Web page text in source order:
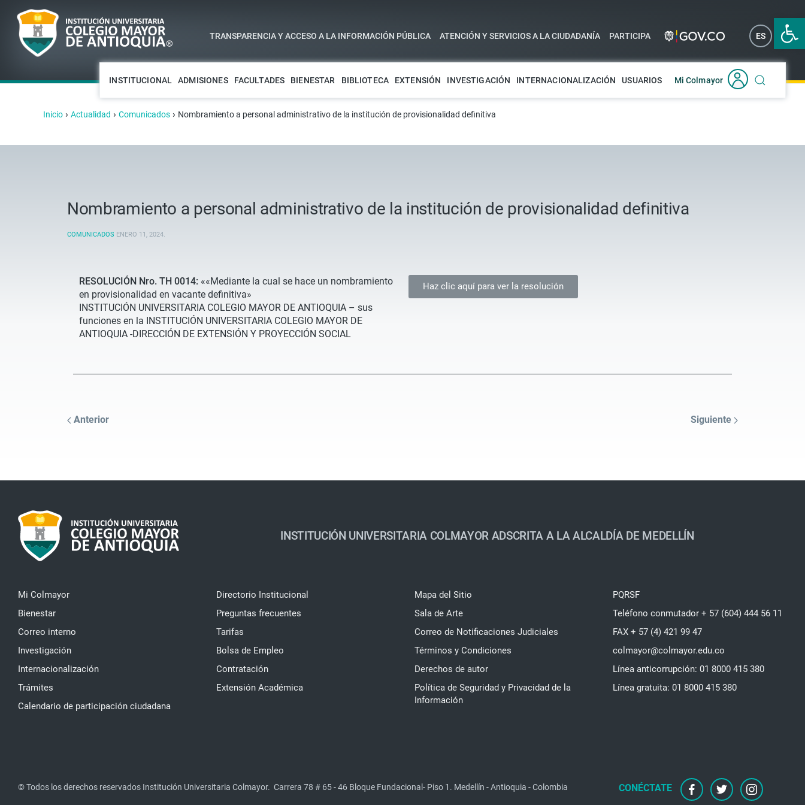
Abrir
TRANSPARENCIA Y ACCESO A LA INFORMACIÓN PÚBLICA ATENCIÓN Y SERVICIOS A LA CIUDADANÍA PARTICIPA ES EN
INSTITUCIONAL ADMISIONES FACULTADES BIENESTAR BIBLIOTECA EXTENSIÓN INVESTIGACIÓN INTERNACIONALIZACIÓN USUARIOS Mi Colmayor
Inicio › Actualidad › Comunicados › Nombramiento a personal administrativo de la institución de provisionalidad definitiva
Nombramiento a personal administrativo de la institución de provisionalidad definitiva
COMUNICADOS ENERO 11, 2024.
RESOLUCIÓN Nro. TH 0014: ««Mediante la cual se hace un nombramiento
en provisionalidad en vacante definitiva»
INSTITUCIÓN UNIVERSITARIA COLEGIO MAYOR DE ANTIOQUIA – sus
funciones en la INSTITUCIÓN UNIVERSITARIA COLEGIO MAYOR DE
ANTIOQUIA -DIRECCIÓN DE EXTENSIÓN Y PROYECCIÓN SOCIAL
Haz clic aquí para ver la resolución
Anterior Siguiente
INSTITUCIÓN UNIVERSITARIA COLMAYOR ADSCRITA A LA ALCALDÍA DE MEDELLÍN
Mi Colmayor
Bienestar
Correo interno
Investigación
Internacionalización
Trámites
Calendario de participación ciudadana
Directorio Institucional
Preguntas frecuentes
Tarifas
Bolsa de Empleo
Contratación
Extensión Académica
Mapa del Sitio
Sala de Arte
Correo de Notificaciones Judiciales
Términos y Condiciones
Derechos de autor
Política de Seguridad y Privacidad de la
Información
PQRSF
Teléfono conmutador + 57 (604) 444 56 11
FAX + 57 (4) 421 99 47
colmayor@colmayor.edu.co
Línea anticorrupción: 01 8000 415 380
Línea gratuita: 01 8000 415 380
© Todos los derechos reservados Institución Universitaria Colmayor. Carrera 78 # 65 - 46 Bloque Fundacional- Piso 1. Medellín - Antioquia - Colombia